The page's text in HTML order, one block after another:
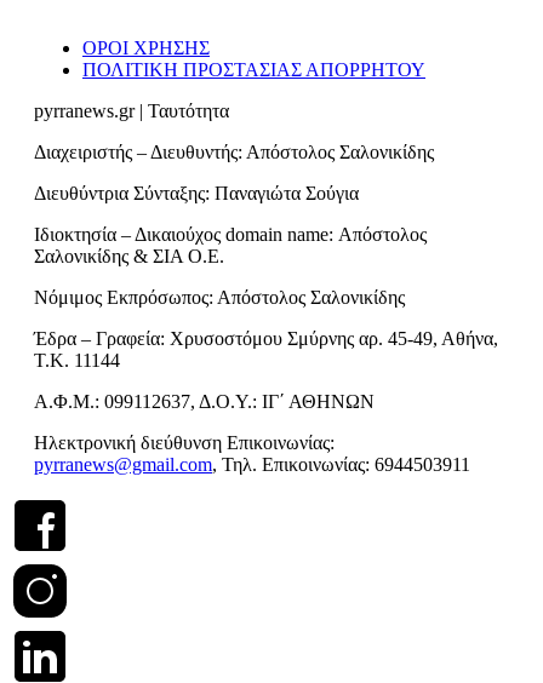
ΟΡΟΙ ΧΡΗΣΗΣ
ΠΟΛΙΤΙΚΗ ΠΡΟΣΤΑΣΙΑΣ ΑΠΟΡΡΗΤΟΥ
pyrranews.gr | Ταυτότητα
Διαχειριστής – Διευθυντής: Απόστολος Σαλονικίδης
Διευθύντρια Σύνταξης: Παναγιώτα Σούγια
Ιδιοκτησία – Δικαιούχος domain name: Απόστολος
Σαλονικίδης & ΣΙΑ Ο.Ε.
Νόμιμος Εκπρόσωπος: Απόστολος Σαλονικίδης
Έδρα – Γραφεία: Χρυσοστόμου Σμύρνης αρ. 45-49, Αθήνα,
Τ.Κ. 11144
Α.Φ.Μ.: 099112637, Δ.Ο.Υ.: ΙΓ΄ ΑΘΗΝΩΝ
Ηλεκτρονική διεύθυνση Επικοινωνίας:
pyrranews@gmail.com, Τηλ. Επικοινωνίας: 6944503911